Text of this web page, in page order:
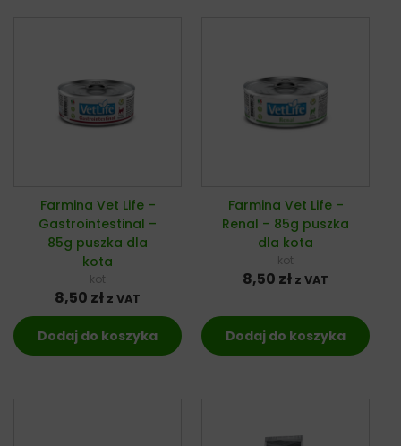
Farmina Vet Life –
Gastrointestinal –
85g puszka dla
kota
kot
8,50 zł z VAT
Dodaj do koszyka
Farmina Vet Life –
Renal – 85g puszka
dla kota
kot
8,50 zł z VAT
Dodaj do koszyka